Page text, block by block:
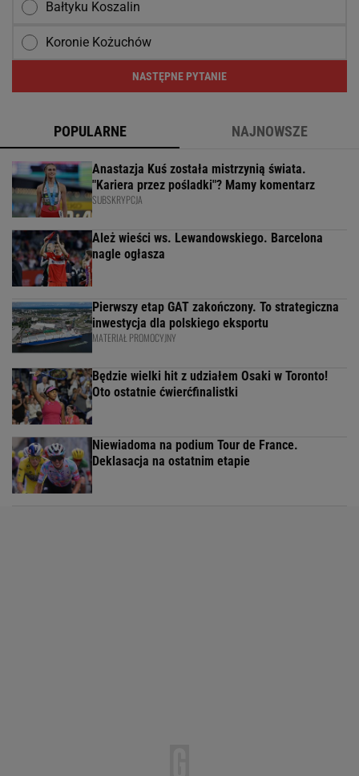
Bałtyku Koszalin
Koronie Kożuchów
NASTĘPNE PYTANIE
POPULARNE NAJNOWSZE
Anastazja Kuś została mistrzynią świata.
"Kariera przez pośladki"? Mamy komentarz
SUBSKRYPCJA
Ależ wieści ws. Lewandowskiego. Barcelona
nagle ogłasza
Pierwszy etap GAT zakończony. To strategiczna
inwestycja dla polskiego eksportu
MATERIAŁ PROMOCYJNY
Będzie wielki hit z udziałem Osaki w Toronto!
Oto ostatnie ćwierćfinalistki
Niewiadoma na podium Tour de France.
Deklasacja na ostatnim etapie